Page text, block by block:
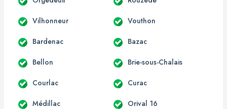
Vilhonneur Vouthon
Bardenac Bazac
Bellon Brie-sous-Chalais
Courlac Curac
Médillac Orival 16